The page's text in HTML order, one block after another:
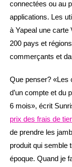
connectées ou au
applications. Les
à Yapeal une carte
200 pays et
commerçants et
Que penser? «Les
d’un compte et du
6 mois», écrit
prix des frais de
de prendre les
produit qui semble
époque. Quand je